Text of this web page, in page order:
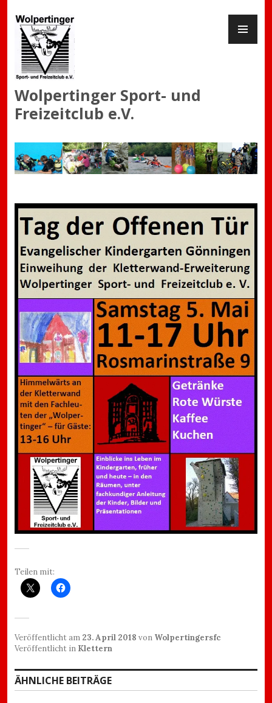
Inhalt
springen
Wolpertinger Sport- und
Freizeitclub e.V.
Teilen mit:
Veröffentlicht am 23. April 2018 von Wolpertingersfc
Veröffentlicht in Klettern
ÄHNLICHE BEITRÄGE